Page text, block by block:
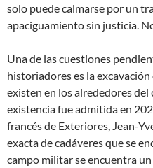
solo puede calmarse por un
apaciguamiento sin justicia.
Una de las cuestiones
historiadores es la
existen en los alrededores
existencia fue admitida en
francés de Exteriores, Jean-
exacta de cadáveres que se
campo militar se encuentra